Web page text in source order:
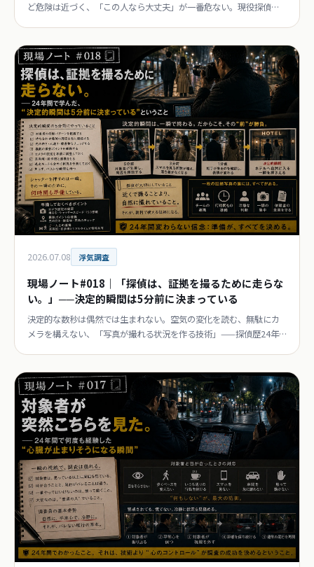
ど危険は近づく、「この人なら大丈夫」が一番危ない。現役探偵
2026.07.08 浮気調査
現場ノート#018｜「探偵は、証拠を撮るために走らな
い。」──決定的瞬間は5分前に決まっている
決定的な数秒は偶然では生まれない。空気の変化を読む、無駄にカ
メラを構えない、「写真が撮れる状況を作る技術」——探偵歴24年